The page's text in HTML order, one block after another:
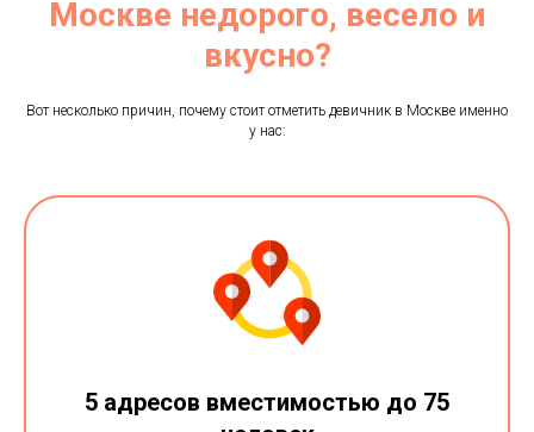
Москве недорого, весело и
вкусно?
Вот несколько причин, почему стоит отметить девичник в Москве именно
у нас:
5 адресов вместимостью до 75